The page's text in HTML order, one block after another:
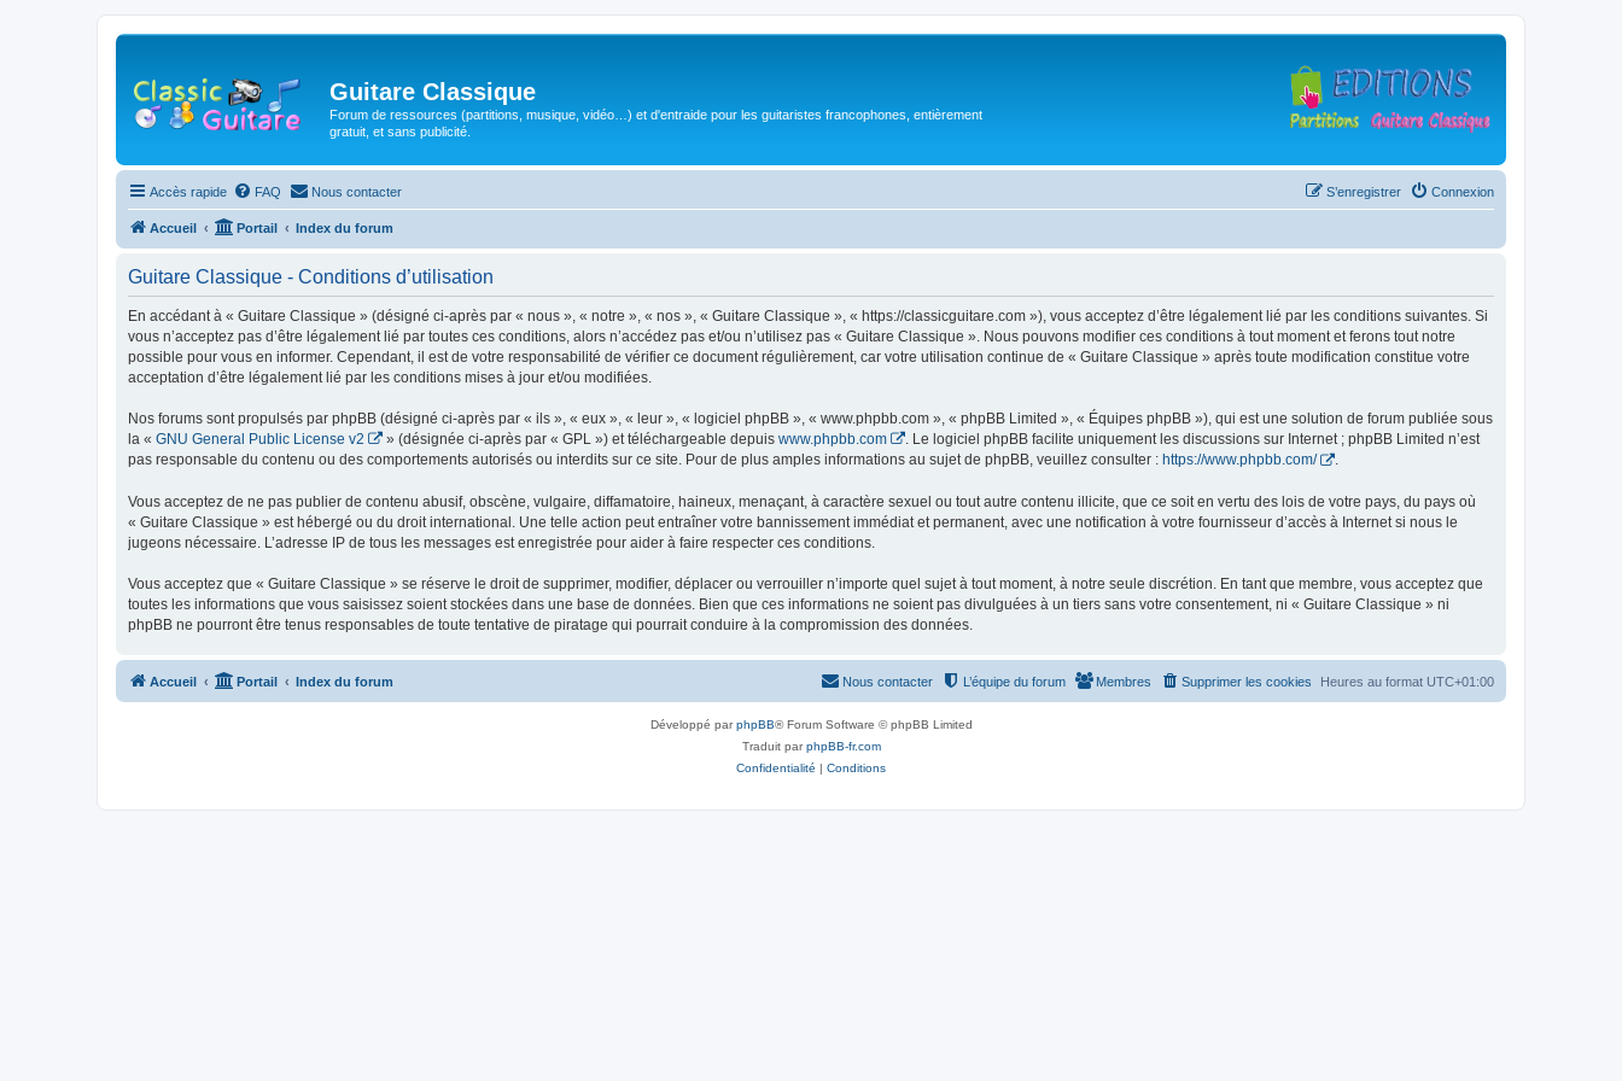
Guitare Classique
Forum de ressources (partitions, musique, vidéo…) et d'entraide pour les guitaristes francophones, entièrement
gratuit, et sans publicité.
Accès rapide FAQ Nous contacter Connexion
S’enregistrer
Accueil Portail Index du forum
Guitare Classique - Conditions d’utilisation
En accédant à « Guitare Classique » (désigné ci-après par « nous », « notre », « nos », « Guitare Classique », « https://classicguitare.com »), vous acceptez d’être légalement lié par les conditions suivantes. Si
vous n’acceptez pas d’être légalement lié par toutes ces conditions, alors n’accédez pas et/ou n’utilisez pas « Guitare Classique ». Nous pouvons modifier ces conditions à tout moment et ferons tout notre
possible pour vous en informer. Cependant, il est de votre responsabilité de vérifier ce document régulièrement, car votre utilisation continue de « Guitare Classique » après toute modification constitue votre
acceptation d’être légalement lié par les conditions mises à jour et/ou modifiées.
Nos forums sont propulsés par phpBB (désigné ci-après par « ils », « eux », « leur », « logiciel phpBB », « www.phpbb.com », « phpBB Limited », « Équipes phpBB »), qui est une solution de forum publiée sous
la « GNU General Public License v2 » (désignée ci-après par « GPL ») et téléchargeable depuis www.phpbb.com
. Le logiciel phpBB facilite uniquement les discussions sur Internet ; phpBB Limited n’est
pas responsable du contenu ou des comportements autorisés ou interdits sur ce site. Pour de plus amples informations au sujet de phpBB, veuillez consulter : https://www.phpbb.com/ .
Vous acceptez de ne pas publier de contenu abusif, obscène, vulgaire, diffamatoire, haineux, menaçant, à caractère sexuel ou tout autre contenu illicite, que ce soit en vertu des lois de votre pays, du pays où
« Guitare Classique » est hébergé ou du droit international. Une telle action peut entraîner votre bannissement immédiat et permanent, avec une notification à votre fournisseur d’accès à Internet si nous le
jugeons nécessaire. L’adresse IP de tous les messages est enregistrée pour aider à faire respecter ces conditions.
Vous acceptez que « Guitare Classique » se réserve le droit de supprimer, modifier, déplacer ou verrouiller n’importe quel sujet à tout moment, à notre seule discrétion. En tant que membre, vous acceptez que
toutes les informations que vous saisissez soient stockées dans une base de données. Bien que ces informations ne soient pas divulguées à un tiers sans votre consentement, ni « Guitare Classique » ni
phpBB ne pourront être tenus responsables de toute tentative de piratage qui pourrait conduire à la compromission des données.
Accueil Portail Index du forum Heures au format UTC+01:00
Supprimer les cookies
Membres
L’équipe du forum
Nous contacter
Développé parphpBB® Forum Software © phpBB Limited
Traduit parphpBB-fr.com
Confidentialité | Conditions